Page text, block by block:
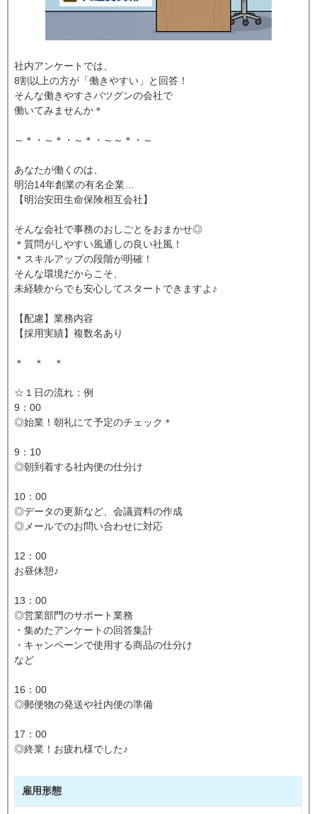
社内アンケートでは、
8割以上の方が「働きやすい」と回答！
そんな働きやすさバツグンの会社で
働いてみませんか＊
～＊・～＊・～＊・～～＊・～
あなたが働くのは、
明治14年創業の有名企業…
【明治安田生命保険相互会社】
そんな会社で事務のおしごとをおまかせ◎
＊質問がしやすい風通しの良い社風！
＊スキルアップの段階が明確！
そんな環境だからこそ、
未経験からでも安心してスタートできますよ♪
【配慮】業務内容
【採用実績】複数名あり
＊ ＊ ＊
☆１日の流れ：例
9：00
◎始業！朝礼にて予定のチェック＊
9：10
◎朝到着する社内便の仕分け
10：00
◎データの更新など、会議資料の作成
◎メールでのお問い合わせに対応
12：00
お昼休憩♪
13：00
◎営業部門のサポート業務
・集めたアンケートの回答集計
・キャンペーンで使用する商品の仕分け
など
16：00
◎郵便物の発送や社内便の準備
17：00
◎終業！お疲れ様でした♪
雇用形態